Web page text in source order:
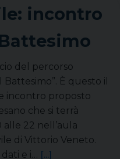
incontro
del percorso
È questo il
incontro proposto
che si terrà
22 nell’aula
di Vittorio Veneto.
e i… [...]